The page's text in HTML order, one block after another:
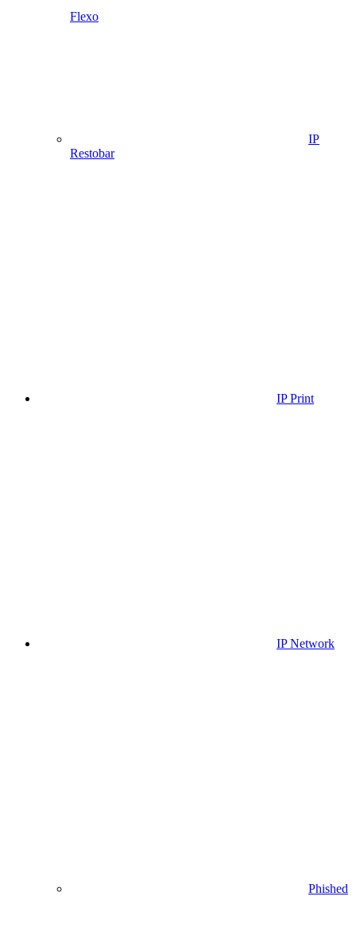
Flexo
IP
Restobar
IP Print
IP Network
Phished